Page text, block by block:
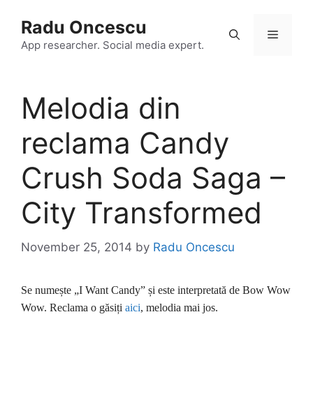
content
Radu Oncescu
App researcher. Social media expert.
Menu
Melodia din
reclama Candy
Crush Soda Saga –
City Transformed
November 25, 2014 by Radu Oncescu
Se numește „I Want Candy” și este interpretată de Bow Wow
Wow. Reclama o găsiți aici, melodia mai jos.